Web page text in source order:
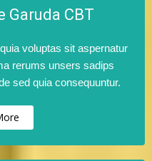
Garuda CBT
voluptas sit aspernatur
rerums unsers sadips
sed quia consequuntur.